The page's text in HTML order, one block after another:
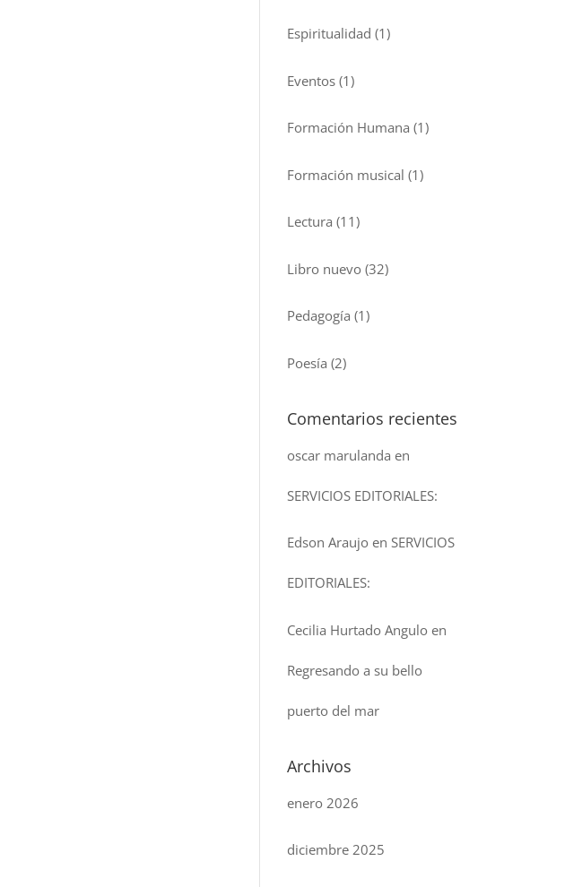
Espiritualidad (1)
Eventos (1)
Formación Humana (1)
Formación musical (1)
Lectura (11)
Libro nuevo (32)
Pedagogía (1)
Poesía (2)
Comentarios recientes
oscar marulanda en
SERVICIOS EDITORIALES:
Edson Araujo enSERVICIOS
EDITORIALES:
Cecilia Hurtado Angulo en
Regresando a su bello
puerto del mar
Archivos
enero 2026
diciembre 2025